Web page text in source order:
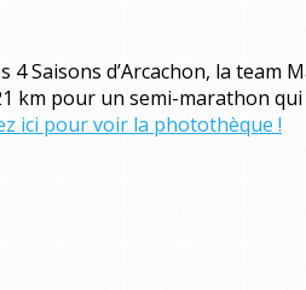
Saisons d’Arcachon, la team
km pour un semi-marathon
ici pour voir la photothèque !